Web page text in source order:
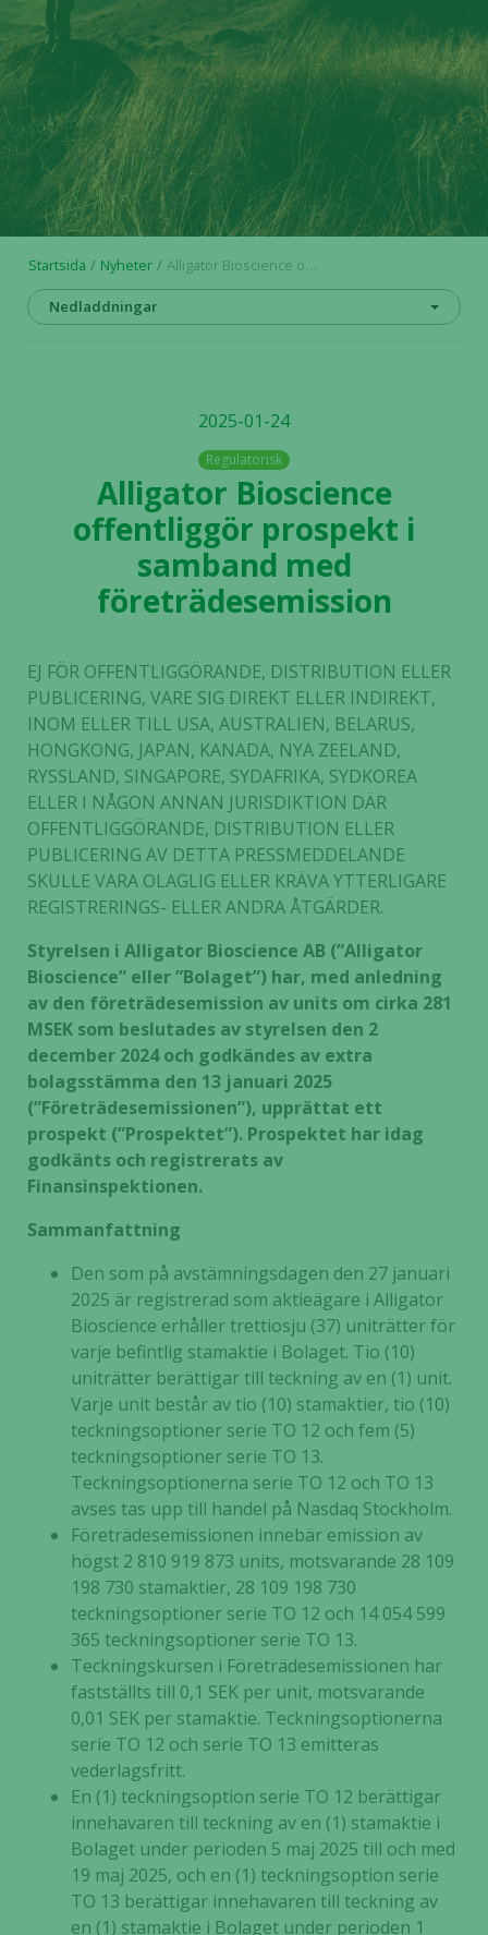
Startsida Nyheter Alligator Bioscience offentliggör prospekt i samband med företrädesemission
Nedladdningar
2025-01-24
Regulatorisk
Alligator Bioscience
offentliggör prospekt i
samband med
företrädesemission
EJ FÖR OFFENTLIGGÖRANDE, DISTRIBUTION ELLER
PUBLICERING, VARE SIG DIREKT ELLER INDIREKT,
INOM ELLER TILL USA, AUSTRALIEN, BELARUS,
HONGKONG, JAPAN, KANADA, NYA ZEELAND,
RYSSLAND, SINGAPORE, SYDAFRIKA, SYDKOREA
ELLER I NÅGON ANNAN JURISDIKTION DÄR
OFFENTLIGGÖRANDE, DISTRIBUTION ELLER
PUBLICERING AV DETTA PRESSMEDDELANDE
SKULLE VARA OLAGLIG ELLER KRÄVA YTTERLIGARE
REGISTRERINGS- ELLER ANDRA ÅTGÄRDER.
Styrelsen i Alligator Bioscience AB (”Alligator
Bioscience” eller ”Bolaget”) har, med anledning
av den företrädesemission av units om cirka 281
MSEK som beslutades av styrelsen den 2
december 2024 och godkändes av extra
bolagsstämma den 13 januari 2025
(”Företrädesemissionen”), upprättat ett
prospekt (”Prospektet”). Prospektet har idag
godkänts och registrerats av
Finansinspektionen.
Sammanfattning
Den som på avstämningsdagen den 27 januari
2025 är registrerad som aktieägare i Alligator
Bioscience erhåller trettiosju (37) uniträtter för
varje befintlig stamaktie i Bolaget. Tio (10)
uniträtter berättigar till teckning av en (1) unit.
Varje unit består av tio (10) stamaktier, tio (10)
teckningsoptioner serie TO 12 och fem (5)
teckningsoptioner serie TO 13.
Teckningsoptionerna serie TO 12 och TO 13
avses tas upp till handel på Nasdaq Stockholm.
Företrädesemissionen innebär emission av
högst 2 810 919 873 units, motsvarande 28 109
198 730 stamaktier, 28 109 198 730
teckningsoptioner serie TO 12 och 14 054 599
365 teckningsoptioner serie TO 13.
Teckningskursen i Företrädesemissionen har
fastställts till 0,1 SEK per unit, motsvarande
0,01 SEK per stamaktie. Teckningsoptionerna
serie TO 12 och serie TO 13 emitteras
vederlagsfritt.
En (1) teckningsoption serie TO 12 berättigar
innehavaren till teckning av en (1) stamaktie i
Bolaget under perioden 5 maj 2025 till och med
19 maj 2025, och en (1) teckningsoption serie
TO 13 berättigar innehavaren till teckning av
en (1) stamaktie i Bolaget under perioden 1